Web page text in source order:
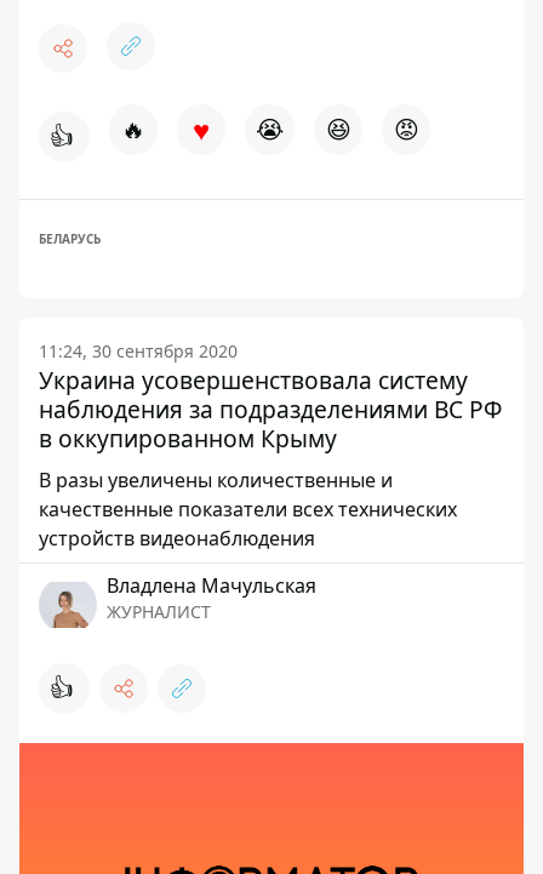
👍 🔥 ♥ 😭 😆 😡
БЕЛАРУСЬ
11:24, 30 сентября 2020
Украина усовершенствовала систему
наблюдения за подразделениями ВС РФ
в оккупированном Крыму
В разы увеличены количественные и
качественные показатели всех технических
устройств видеонаблюдения
Владлена Мачульская
ЖУРНАЛИСТ
👍